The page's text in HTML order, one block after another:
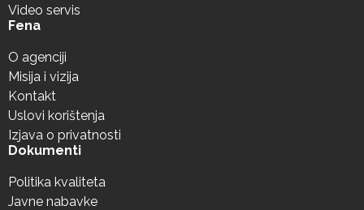
Video servis
Fena
O agenciji
Misija i vizija
Kontakt
Uslovi korištenja
Izjava o privatnosti
Dokumenti
Politika kvaliteta
Javne nabavke